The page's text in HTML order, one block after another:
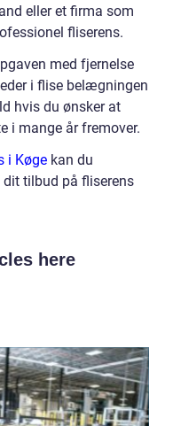
eller et firma som
fliserens.
med fjernelse
i flise belægningen
hvis du ønsker at
i mange år fremover.
i Køge kan du
dit tilbud på fliserens
here